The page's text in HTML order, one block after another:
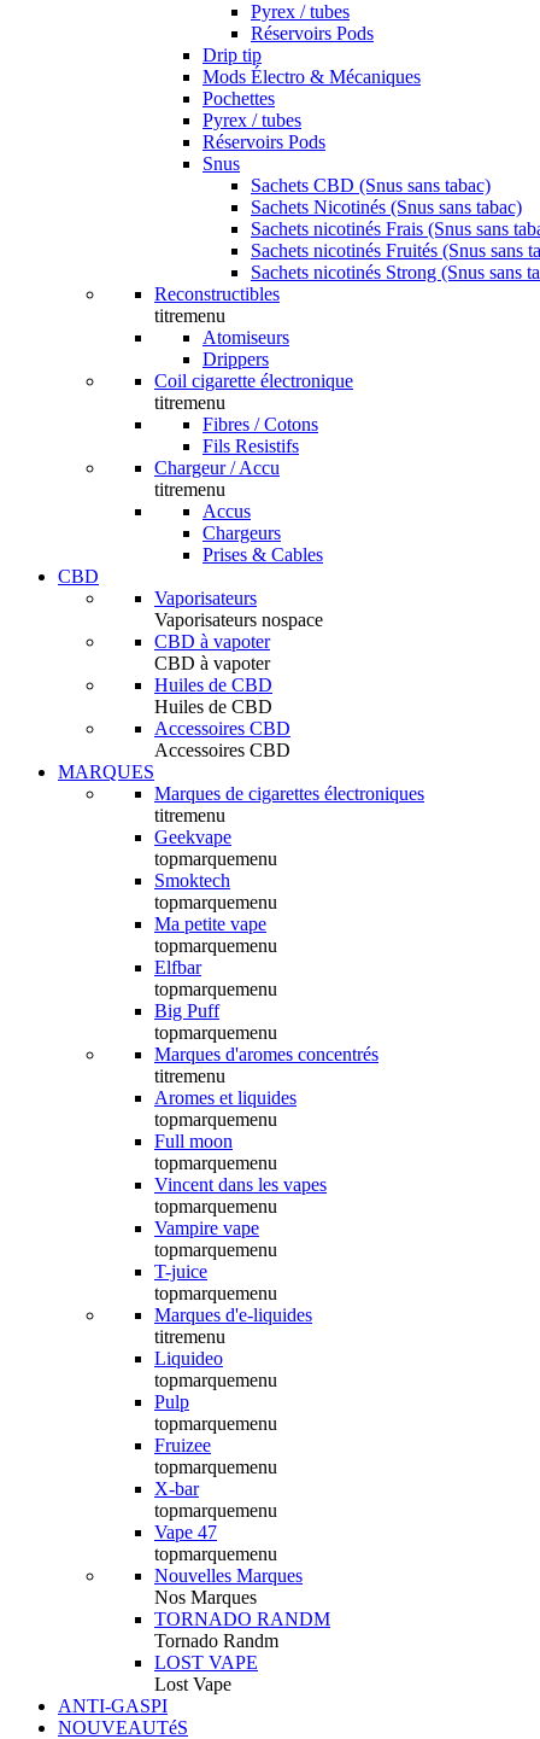
Pyrex / tubes
Réservoirs Pods
Drip tip
Mods Électro & Mécaniques
Pochettes
Pyrex / tubes
Réservoirs Pods
Snus
Sachets CBD (Snus sans tabac)
Sachets Nicotinés (Snus sans tabac)
Sachets nicotinés Frais (Snus sans
Sachets nicotinés Fruités (Snus sans
Sachets nicotinés Strong (Snus sans
Reconstructibles
titremenu
Atomiseurs
Drippers
Coil cigarette électronique
titremenu
Fibres / Cotons
Fils Resistifs
Chargeur / Accu
titremenu
Accus
Chargeurs
Prises & Cables
CBD
Vaporisateurs
Vaporisateurs nospace
CBD à vapoter
CBD à vapoter
Huiles de CBD
Huiles de CBD
Accessoires CBD
Accessoires CBD
MARQUES
Marques de cigarettes électroniques
titremenu
Geekvape
topmarquemenu
Smoktech
topmarquemenu
Ma petite vape
topmarquemenu
Elfbar
topmarquemenu
Big Puff
topmarquemenu
Marques d'aromes concentrés
titremenu
Aromes et liquides
topmarquemenu
Full moon
topmarquemenu
Vincent dans les vapes
topmarquemenu
Vampire vape
topmarquemenu
T-juice
topmarquemenu
Marques d'e-liquides
titremenu
Liquideo
topmarquemenu
Pulp
topmarquemenu
Fruizee
topmarquemenu
X-bar
topmarquemenu
Vape 47
topmarquemenu
Nouvelles Marques
Nos Marques
TORNADO RANDM
Tornado Randm
LOST VAPE
Lost Vape
ANTI-GASPI
NOUVEAUTéS